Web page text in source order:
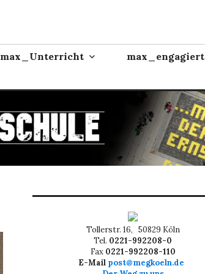
max_Unterricht
max_engagiert
Tollerstr. 16, 50829 Köln
Tel. 0221-992208-0
Fax 0221-992208-110
E-Mail post@megkoeln.de